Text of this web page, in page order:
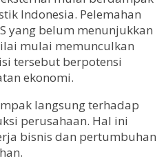
Indonesia. Pelemahan
yang belum menunjukkan
mulai memunculkan
tersebut berpotensi
ekonomi.
langsung terhadap
perusahaan. Hal ini
bisnis dan pertumbuhan